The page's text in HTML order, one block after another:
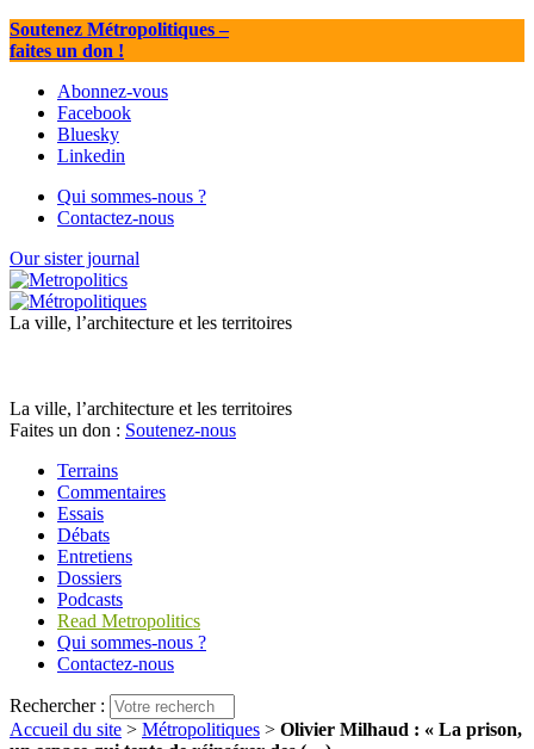
Soutenez Métropolitiques–
faites un don !
Abonnez-vous
Facebook
Bluesky
Linkedin
Qui sommes-nous ?
Contactez-nous
Our sister journal
La ville, l’architecture et les territoires
La ville, l’architecture et les territoires
Faites un don : Soutenez-nous
Terrains
Commentaires
Essais
Débats
Entretiens
Dossiers
Podcasts
Read Metropolitics
Qui sommes-nous ?
Contactez-nous
Rechercher :
Accueil du site > Métropolitiques > Olivier Milhaud : « La prison,